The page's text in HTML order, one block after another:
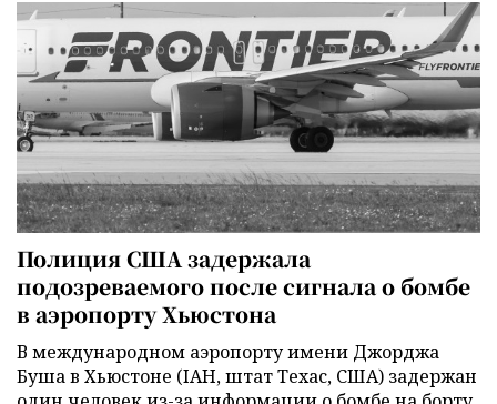
Полиция США задержала
подозреваемого после сигнала о бомбе
в аэропорту Хьюстона
В международном аэропорту имени Джорджа
Буша в Хьюстоне (IAH, штат Техас, США) задержан